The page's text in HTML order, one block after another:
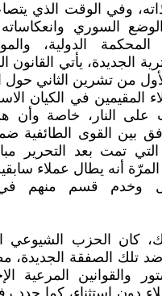
وفي الوقت الذي
السوري
المحكمة الدولية،
الجديدة، يأتي
من تشرين الثاني
المقيمين في الكيان
على النار، خاصة وأن
بين القوى
التي تمت بعد التحرير
وخدم قسم منهم
كان الحزب الشيوعي
تلك الصفقة الجديدة،
والقوانين المرعية